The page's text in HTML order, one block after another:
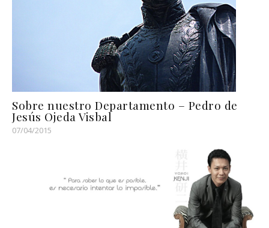
Sobre nuestro Departamento – Pedro de
Jesús Ojeda Visbal
07/04/2015